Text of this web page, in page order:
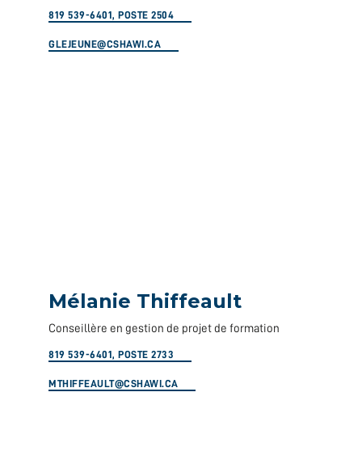
819 539-6401, POSTE 2504
GLEJEUNE@CSHAWI.CA
Mélanie Thiffeault
Conseillère en gestion de projet de formation
819 539-6401, POSTE 2733
MTHIFFEAULT@CSHAWI.CA